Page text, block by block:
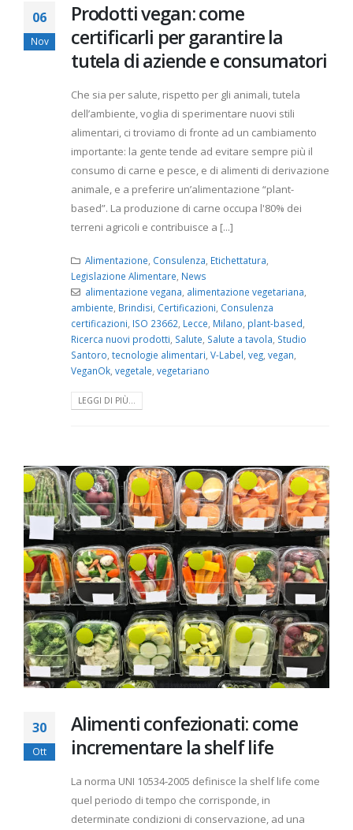
06
Nov
Prodotti vegan: come
certificarli per garantire la
tutela di aziende e consumatori
Che sia per salute, rispetto per gli animali, tutela
dell’ambiente, voglia di sperimentare nuovi stili
alimentari, ci troviamo di fronte ad un cambiamento
importante: la gente tende ad evitare sempre più il
consumo di carne e pesce, e di alimenti di derivazione
animale, e a preferire un’alimentazione “plant-
based”. La produzione di carne occupa l'80% dei
terreni agricoli e contribuisce a [...]
Alimentazione, Consulenza, Etichettatura,
Legislazione Alimentare, News
alimentazione vegana, alimentazione vegetariana,
ambiente, Brindisi, Certificazioni, Consulenza
certificazioni, ISO 23662, Lecce, Milano, plant-based,
Ricerca nuovi prodotti, Salute, Salute a tavola, Studio
Santoro, tecnologie alimentari, V-Label, veg, vegan,
VeganOk, vegetale, vegetariano
LEGGI DI PIÙ...
30
Ott
Alimenti confezionati: come
incrementare la shelf life
La norma UNI 10534-2005 definisce la shelf life come
quel periodo di tempo che corrisponde, in
determinate condizioni di conservazione, ad una